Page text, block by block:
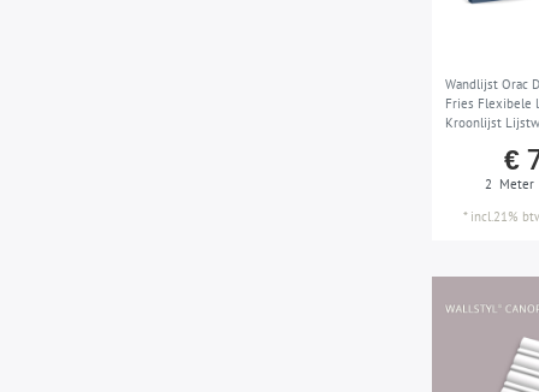
Wandlijst Orac
Fries Flexibele
Kroonlijst
€
2 Meter
* incl.21%